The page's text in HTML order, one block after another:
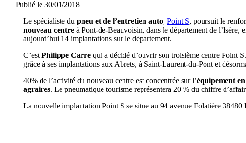
Publié le 30/01/2018
Le spécialiste du pneu et de l’entretien auto, Point S, poursuit le
nouveau centre à Pont-de-Beauvoisin, dans le département de l’Isère,
aujourd’hui 14 implantations sur le département.
C’est Philippe Carre qui a décidé d’ouvrir son troisième centre Point
grâce à ses implantations aux Abrets, à Saint-Laurent-du-Pont et
40% de l’activité du nouveau centre est concentrée sur l’équipement
agraires. Le pneumatique tourisme représentera 20 % du chiffre
La nouvelle implantation Point S se situe au 94 avenue Folatière 38480